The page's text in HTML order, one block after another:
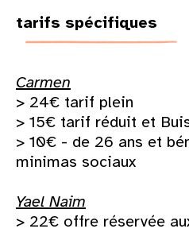
tarifs spécifiques
Carmen
> 24€ tarif plein
> 15€ tarif réduit et
> 10€ - de 26 ans et
minimas sociaux
Yael Naim
> 22€ offre réservée